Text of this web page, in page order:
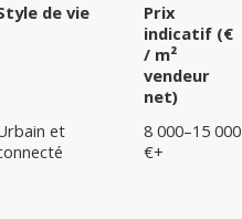
de vie
Prix
indicatif (€
/ m²
vendeur
net)
et
8 000–15 000
€+